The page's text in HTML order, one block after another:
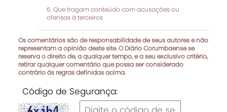
Que tragam conteúdo com acusações ou
ofensas à terceiros
Os comentários são de responsabilidade de seus autores e não
representam a opinião deste site. O Diário Corumbaense se
reserva o direito de, a qualquer tempo, e a seu exclusivo critério,
retirar qualquer comentário que possa ser considerado
contrário às regras definidas acima.
Código de Segurança: